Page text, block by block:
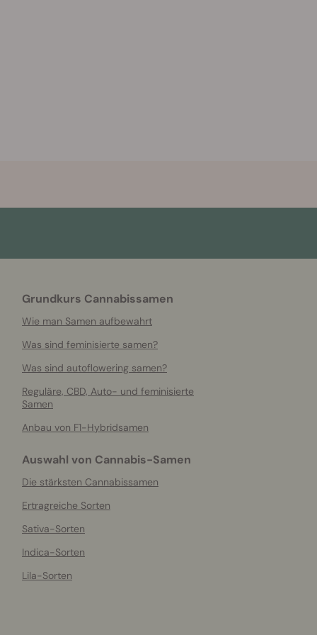
Grundkurs Cannabissamen
Wie man Samen aufbewahrt
Was sind feminisierte samen?
Was sind autoflowering samen?
Reguläre, CBD, Auto- und feminisierte
Samen
Anbau von F1-Hybridsamen
Auswahl von Cannabis-Samen
Die stärksten Cannabissamen
Ertragreiche Sorten
Sativa-Sorten
Indica-Sorten
Lila-Sorten